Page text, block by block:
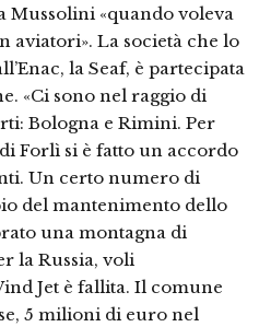
Mussolini «quando voleva
La società che lo
la Seaf, è partecipata
«Ci sono nel raggio di
Bologna e Rimini. Per
Forlì si è fatto un accordo
Un certo numero di
del mantenimento dello
una montagna di
la Russia, voli
Jet è fallita. Il comune
5 milioni di euro nel